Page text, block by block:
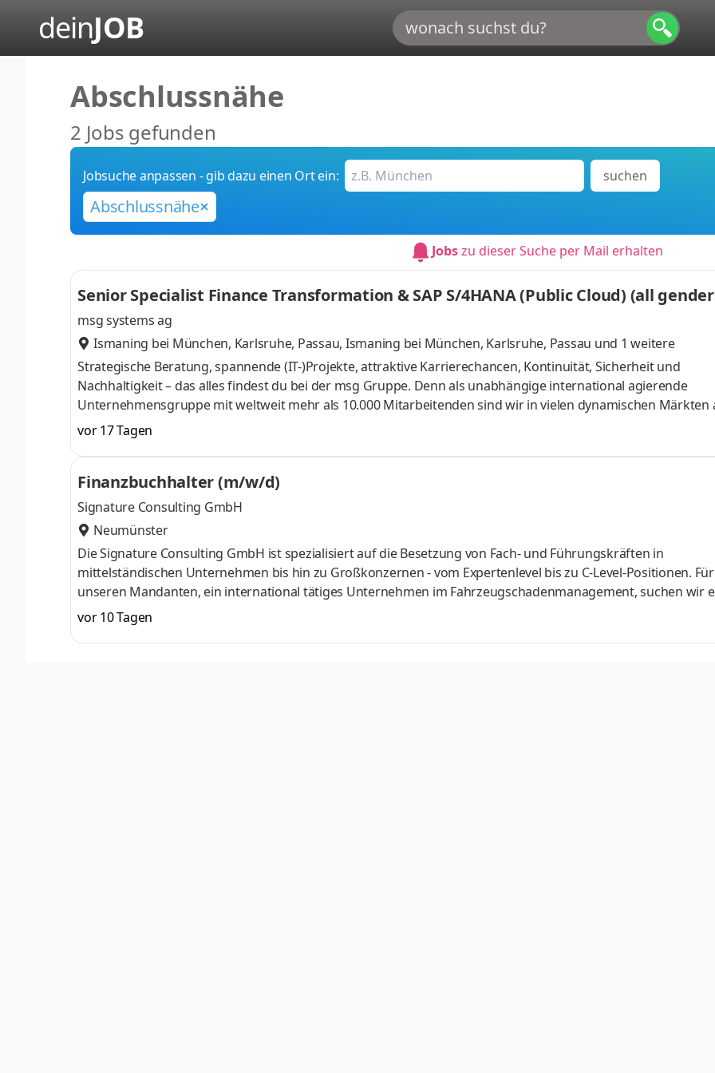
deinJOB
Abschlussnähe
2 Jobs gefunden
Jobsuche anpassen - gib dazu einen Ort ein: suchen
Abschlussnähe
Jobszu dieser Suche per Mail erhalten
Senior Specialist Finance Transformation & SAP S/4HANA (Public Cloud) (all
msg systems ag
Ismaning bei München, Karlsruhe, Passau, Ismaning bei München, Karlsruhe, Passau und 1 weitere
Strategische Beratung, spannende (IT-)Projekte, attraktive Karrierechancen, Kontinuität, Sicherheit und
Nachhaltigkeit – das alles findest du bei der msg Gruppe. Denn als unabhängige international agierende
Unternehmensgruppe mit weltweit mehr als 10.000 Mitarbeitenden sind wir in vielen dynamischen Märkten
und unterstützen unsere Kunden als starker Partner bei der digitalen Transformation. Du begeisterst dich
Prozesse und spannende Systemumgebungen? Dann findest du in unserer Abteilung Group Finance
Projects abwechslungsreiche und interessante Tätigkeitsfelder. Aufgaben Du übernimmst das fachliche
Accounting-/Finance-Stream innerhalb eines SAP S/4HANA Pub
vor 17 Tagen
Finanzbuchhalter (m/w/d)
Signature Consulting GmbH
Neumünster
Die Signature Consulting GmbH ist spezialisiert auf die Besetzung von Fach- und Führungskräften in
mittelständischen Unternehmen bis hin zu Großkonzernen - vom Expertenlevel bis zu C-Level-Positionen. Für
unseren Mandanten, ein international tätiges Unternehmen im Fahrzeugschadenmanagement, suchen wir
engagierte Persönlichkeit für die Finanzbuchhaltung. Das Unternehmen unterstützt Kunden bei der
größerer Schadenereignisse an Fahrzeugen und verbindet operative Prozesse mit digitalen Lösungen. In der
Expansionsphase gewinnen professionelle Finanzstrukturen, internationale Abstimmungen und eine
vor 10 Tagen